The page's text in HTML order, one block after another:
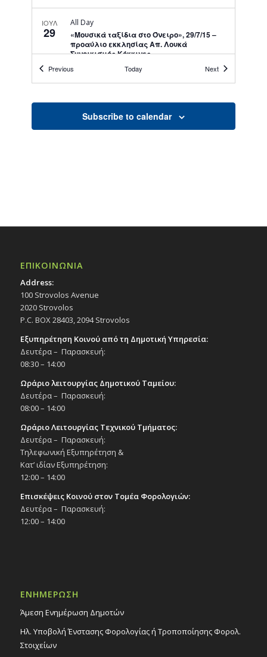
ΙΟΥΛ
29
«Μουσικά ταξίδια στο Όνειρο», 29/7/15 –
προαύλιο εκκλησίας Απ. Λουκά
Συνοικισμός Κόκκινες
All Day
Εκδηλώσεις Δήμου
Λογοτεχνικές Συναντήσεις της Πέμπτης:
«Παρουσίαση ποιητικού έργου της
ποιητικής συλλογής «Κύπρια Κόψη» της
ΑΠΡ
9
EASTER «GO BAZZ…ART», 9/4/16, 10:00π.μ.
– 6:00μ.μ. – Πολιτιστικό Κέντρο Στροβόλου
10:00
Εκδηλώσεις Δήμου
Πολιτιστικό Κέντρο Στροβόλου
ΑΠΡ
10
Πρόσκληση Πολιτικής Άμυνας – Let’s Do It
Cyprus “ΚΑΘΑΡΙΖΟΥΜΕ ΤΗΝ ΚΥΠΡΟ ΣΕ ΜΙΑ
Αυλωνίτη’ στο Δήμο Στροβόλου
All Day
Εκδηλώσεις Δήμου
Πάρκο Στέλλα Αυλωνίτη
ΑΠΡ
14
Διάλεξη με θέμα «Πρόληψη των
Κακοηθειών του Προστάτη», 14/4/16 –
Πολιτιστικό Κέντρο Στροβόλου
Γυμνές Ιστορίες», 18/4/16 – Πολιτιστικό
Κέντρο Στροβόλου
Πολιτιστικό Κέντρο Στροβόλου
Previous Today NextEvents
Subscribe to calendar
ΕΠΙΚΟΙΝΩΝΙΑ
Address:
100 Strovolos Avenue
2020 Strovolos
P.C. BOX 28403, 2094 Strovolos
Εξυπηρέτηση Κοινού από τη Δημοτική Υπηρεσία:
Δευτέρα – Παρασκευή:
08:30 – 14:00
Ωράριο λειτουργίας Δημοτικού Ταμείου:
Δευτέρα – Παρασκευή:
08:00 – 14:00
Ωράριο Λειτουργίας Τεχνικού Τμήματος:
Δευτέρα – Παρασκευή:
Τηλεφωνική Εξυπηρέτηση &
Κατ’ ιδίαν Εξυπηρέτηση:
12:00 – 14:00
Επισκέψεις Κοινού στον Τομέα Φορολογιών:
Δευτέρα – Παρασκευή:
12:00 – 14:00
ΕΝΗΜΕΡΩΣΗ
Άμεση Ενημέρωση Δημοτών
Ηλ. Υποβολή Ένστασης Φορολογίας ή Τροποποίησης Φορολ.
Στοιχείων